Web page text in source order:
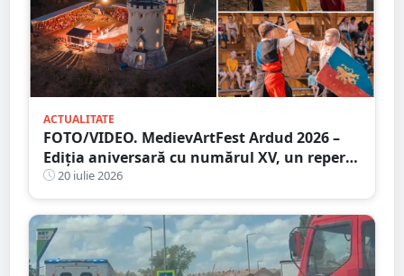
ACTUALITATE
FOTO/VIDEO. MedievArtFest Ardud 2026 –
Ediția aniversară cu numărul XV, un reper
al vieții culturale din județul Satu Mare
20 iulie 2026